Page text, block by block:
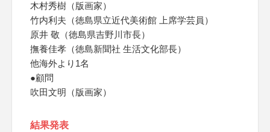
木村秀樹（版画家）
竹内利夫（徳島県立近代美術館 上席学芸員）
原井 敬（徳島県吉野川市長）
撫養佳孝（徳島新聞社 生活文化部長）
他海外より1名
●顧問
吹田文明（版画家）
結果発表